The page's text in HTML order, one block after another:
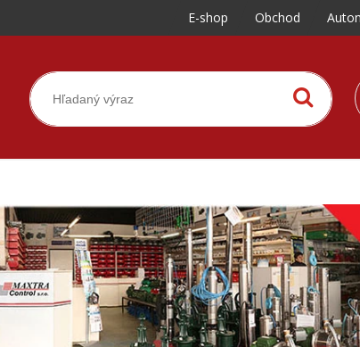
E-shop Obchod